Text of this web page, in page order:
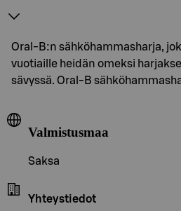
Oral-B:n sähköhammasharja,
vuotiaille heidän omeksi
sävyssä. Oral-B
Valmistusmaa
Saksa
Yhteystiedot